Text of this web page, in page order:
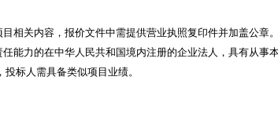
相关内容，报价文件中需提供营业执照复印件并加盖公章。
能力的在中华人民共和国境内注册的企业法人，具有从事本
标人需具备类似项目业绩。